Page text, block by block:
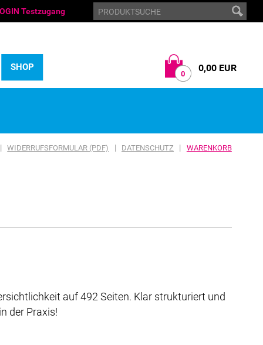
Testzugang
SHOP
0 0,00 EUR
WIDERRUFSFORMULAR (PDF) | DATENSCHUTZ | WARENKORB
auf 492 Seiten. Klar strukturiert und
der Praxis!